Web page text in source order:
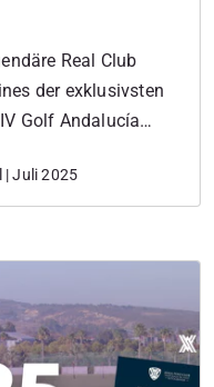
Real Club
der exklusivsten
Golf Andalucía
daran
| Juli 2025